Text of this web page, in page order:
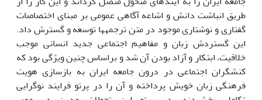
طریق انباشت دانش و اشاعه آگاهی عمومی بر مبنای اختصاصات
گفتاری و نوشتاری موجود در متن ترجمه­ها توسعه و گسترش داد.
این گستردش زبان و مفاهیم اجتماعی جدید انسانی موجب
خلاقیت، ابتکار و آزاد بودن آن شد و براساس چنین ویژگی بود که
کنشگران اجتماعی در درون جامعه ایران به بازسازی هویت
فرهنگی زبان خویش پرداخته و آن را در پرتو فرایند نوگرایی